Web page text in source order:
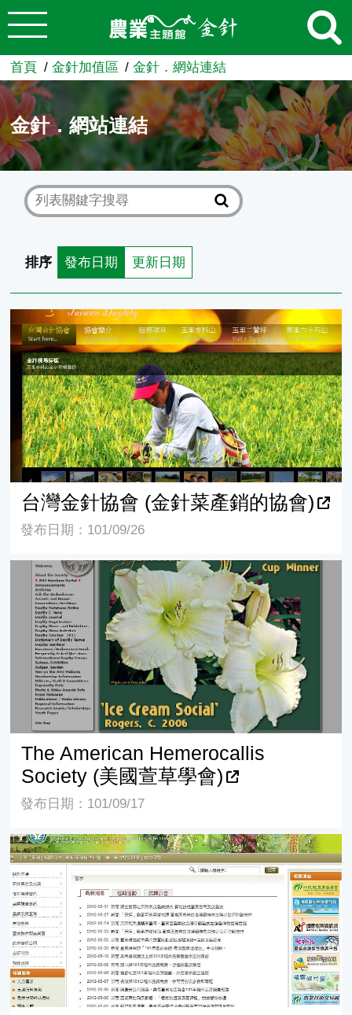
跳到主要內容
農業知識入口網
首頁 金針加值區 金針．網站連結
金針．網站連結
排序 發布日期 更新日期
台灣金針協會 (金針菜產銷的協會)
台灣金針協會 (金針菜產銷的協會)
發布日期：101/09/26
The American Hemerocallis Society (美國萱草學會)
The American Hemerocallis
Society (美國萱草學會)
發布日期：101/09/17
台東區農業改良場 (金針菜育種機關)